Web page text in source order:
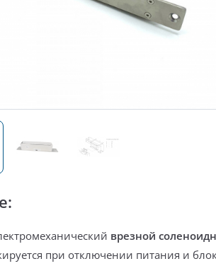
врезной
при отключении питания и